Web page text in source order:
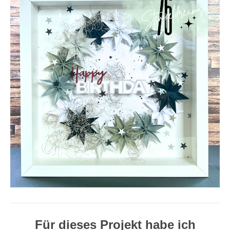
Für dieses Projekt habe ich